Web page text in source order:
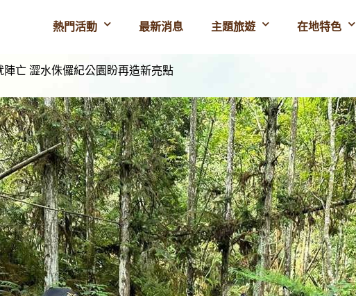
熱門活動 最新消息 主題旅遊 在地特色
陣亡 澀水侏儸紀公園盼再造新亮點